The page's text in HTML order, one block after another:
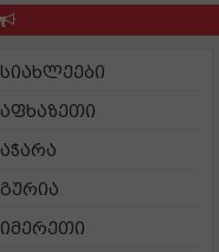
სიახლეები
აფხაზეთი
აჭარა
გურია
იმერეთი